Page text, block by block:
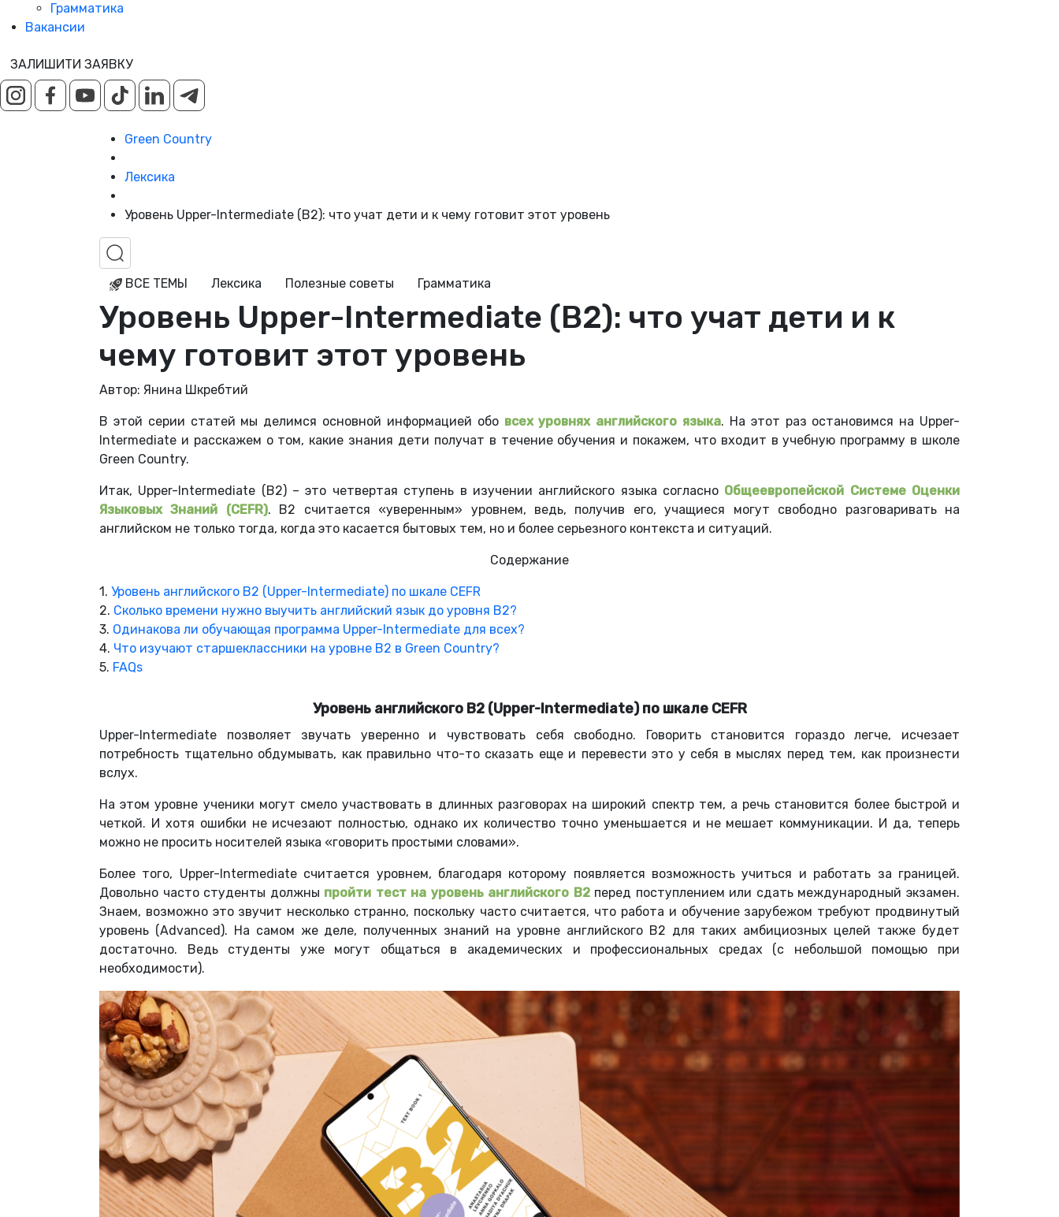
Грамматика
Вакансии
ЗАЛИШИТИ ЗАЯВКУ
Green Country
Лексика
Уровень Upper-Intermediate (B2): что учат дети и к чему готовит этот уровень
ВСЕ ТЕМЫ Лексика Полезные советы Грамматика
Уровень Upper-Intermediate (B2): что учат дети и к
чему готовит этот уровень
Автор: Янина Шкребтий
В этой серии статей мы делимся основной информацией обо всех уровнях английского языка. На этот раз остановимся на Upper-
Intermediate и расскажем о том, какие знания дети получат в течение обучения и покажем, что входит в учебную программу в школе
Green Country.
Итак, Upper-Intermediate (B2) – это четвертая ступень в изучении английского языка согласно Общеевропейской Системе Оценки
Языковых Знаний (CEFR). В2 считается «уверенным» уровнем, ведь, получив его, учащиеся могут свободно разговаривать на
английском не только тогда, когда это касается бытовых тем, но и более серьезного контекста и ситуаций.
Содержание
1. Уровень английского В2 (Upper-Intermediate) по шкале CEFR
2. Сколько времени нужно выучить английский язык до уровня В2?
3. Одинакова ли обучающая программа Upper-Intermediate для всех?
4. Что изучают старшеклассники на уровне B2 в Green Country?
5. FAQs
Уровень английского В2 (Upper-Intermediate) по шкале CEFR
Upper-Intermediate позволяет звучать уверенно и чувствовать себя свободно. Говорить становится гораздо легче, исчезает
потребность тщательно обдумывать, как правильно что-то сказать еще и перевести это у себя в мыслях перед тем, как произнести
вслух.
На этом уровне ученики могут смело участвовать в длинных разговорах на широкий спектр тем, а речь становится более быстрой и
четкой. И хотя ошибки не исчезают полностью, однако их количество точно уменьшается и не мешает коммуникации. И да, теперь
можно не просить носителей языка «говорить простыми словами».
Более того, Upper-Intermediate считается уровнем, благодаря которому появляется возможность учиться и работать за границей.
Довольно часто студенты должны пройти тест на уровень английского B2перед поступлением или сдать международный экзамен.
Знаем, возможно это звучит несколько странно, поскольку часто считается, что работа и обучение зарубежом требуют продвинутый
уровень (Advanced). На самом же деле, полученных знаний на уровне английского B2 для таких амбициозных целей также будет
достаточно. Ведь студенты уже могут общаться в академических и профессиональных средах (с небольшой помощью при
необходимости).